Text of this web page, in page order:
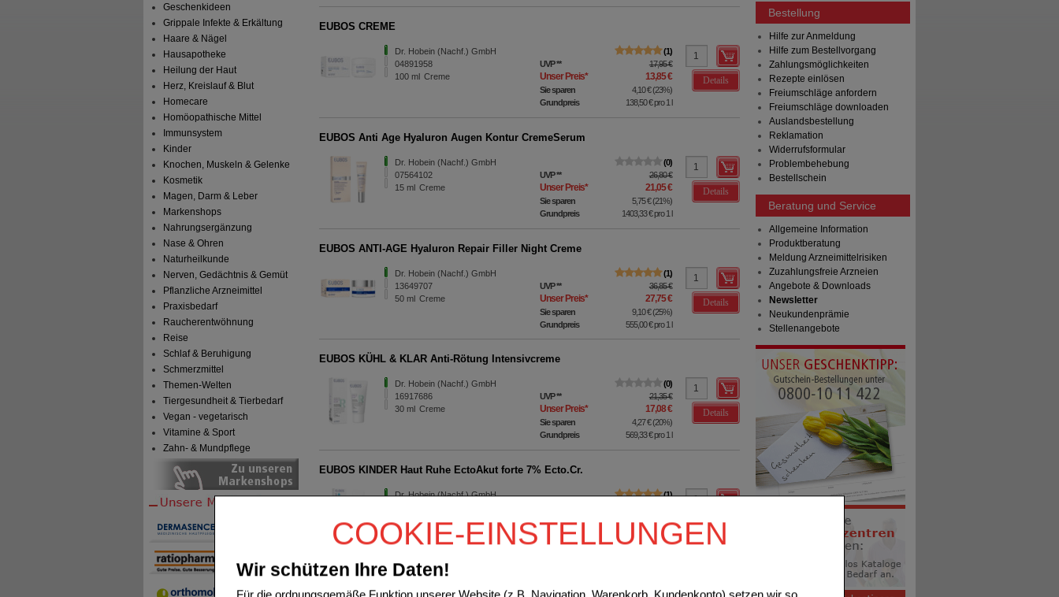
COOKIE-EINSTELLUNGEN
Wir schützen Ihre Daten!
Für die ordnungsgemäße Funktion unserer Website (z.B. Navigation, Warenkorb, Kundenkonto) setzen wir so
Geschenkideen
Grippale Infekte & Erkältung
Haare & Nägel
Hausapotheke
Heilung der Haut
Herz, Kreislauf & Blut
Homecare
Homöopathische Mittel
Immunsystem
Kinder
Knochen, Muskeln & Gelenke
Kosmetik
Magen, Darm & Leber
Markenshops
Nahrungsergänzung
Nase & Ohren
Naturheilkunde
Nerven, Gedächtnis & Gemüt
Pflanzliche Arzneimittel
Praxisbedarf
Raucherentwöhnung
Reise
Schlaf & Beruhigung
Schmerzmittel
Themen-Welten
Tiergesundheit & Tierbedarf
Vegan - vegetarisch
Vitamine & Sport
Zahn- & Mundpflege
EUBOS CREME
Dr. Hobein (Nachf.) GmbH
04891958
100 ml Creme
1
UVP** 17,95 €
Unser Preis* 13,85 €
Sie sparen 4,10 €(23%)
Grundpreis
138,50 €pro 1 l
Details
EUBOS Anti Age Hyaluron Augen Kontur CremeSerum
Dr. Hobein (Nachf.) GmbH
07564102
15 ml Creme
0
UVP** 26,80 €
Unser Preis* 21,05 €
Sie sparen 5,75 €(21%)
Grundpreis
1403,33 €pro 1 l
Details
EUBOS ANTI-AGE Hyaluron Repair Filler Night Creme
Dr. Hobein (Nachf.) GmbH
13649707
50 ml Creme
1
UVP** 36,85 €
Unser Preis* 27,75 €
Sie sparen 9,10 €(25%)
Grundpreis
555,00 €pro 1 l
Details
EUBOS KÜHL & KLAR Anti-Rötung Intensivcreme
Dr. Hobein (Nachf.) GmbH
16917686
30 ml Creme
0
UVP** 21,35 €
Unser Preis* 17,08 €
Sie sparen 4,27 €(20%)
Grundpreis
569,33 €pro 1 l
Details
EUBOS KINDER Haut Ruhe EctoAkut forte 7% Ecto.Cr.
Dr. Hobein (Nachf.) GmbH
1
Unser Preis* 23,15 €
Sie sparen 5,80 € 20%
Grundpreis
771,67 €pro 1 l
Details
EUBOS KÜHL & KLAR Anti-Rötung Tagescreme LSF 20
Bestellung
Hilfe zur Anmeldung
Hilfe zum Bestellvorgang
Zahlungsmöglichkeiten
Rezepte einlösen
Freiumschläge anfordern
Freiumschläge downloaden
Auslandsbestellung
Reklamation
Widerrufsformular
Problembehebung
Bestellschein
Beratung und Service
Allgemeine Information
Produktberatung
Meldung Arzneimittelrisiken
Zuzahlungsfreie Arzneien
Angebote & Downloads
Newsletter
Neukundenprämie
Stellenangebote